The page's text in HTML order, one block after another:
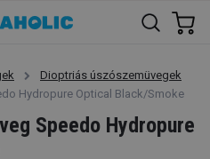
Dioptriás úszószemüvegek
Hydropure Optical Black/Smoke
Speedo Hydropure